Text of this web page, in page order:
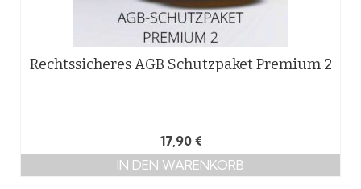
Rechtssicheres AGB Schutzpaket Premium 2
17,90 €
IN DEN WARENKORB